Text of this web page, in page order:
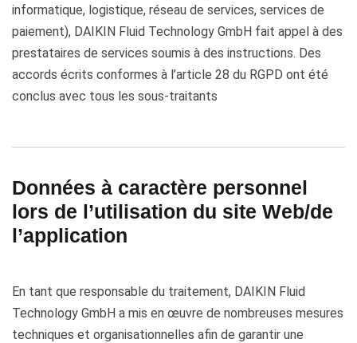
informatique, logistique, réseau de services, services de
paiement), DAIKIN Fluid Technology GmbH fait appel à des
prestataires de services soumis à des instructions. Des
accords écrits conformes à l’article 28 du RGPD ont été
conclus avec tous les sous-traitants
Données à caractère personnel
lors de l’utilisation du site Web/de
l’application
En tant que responsable du traitement, DAIKIN Fluid
Technology GmbH a mis en œuvre de nombreuses mesures
techniques et organisationnelles afin de garantir une